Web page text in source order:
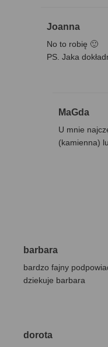
Joanna
No to robię 🙂
PS. Jaka
MaGda
U mnie
(kamienna)
barbara
bardzo fajny
dziekuje barbara
dorota